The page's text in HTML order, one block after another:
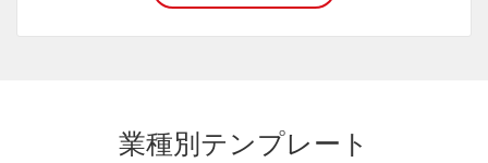
業種別テンプレート